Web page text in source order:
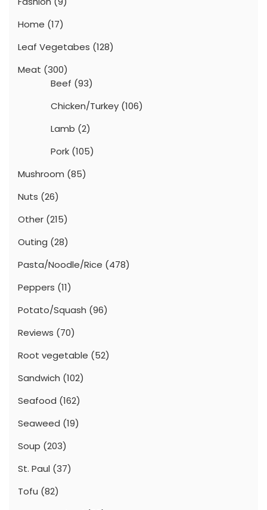
Home (17)
Leaf Vegetabes (128)
Meat (300)
Beef (93)
Chicken/Turkey (106)
Lamb (2)
Pork (105)
Mushroom (85)
Nuts (26)
Other (215)
Outing (28)
Pasta/Noodle/Rice (478)
Peppers (11)
Potato/Squash (96)
Reviews (70)
Root vegetable (52)
Sandwich (102)
Seafood (162)
Seaweed (19)
Soup (203)
St. Paul (37)
Tofu (82)